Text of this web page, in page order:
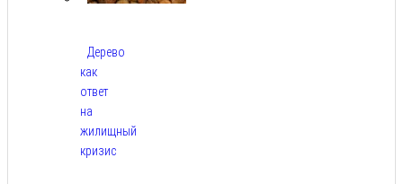
Дерево
как
ответ
на
жилищный
кризис